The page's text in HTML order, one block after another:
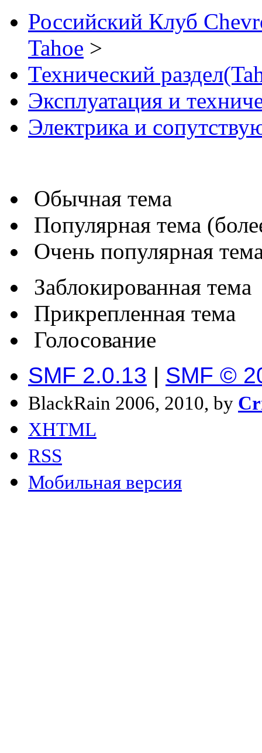
Российский Клуб
Tahoe >
Технический
Эксплуатация и
Электрика и
Обычная тема
Популярная тема
Очень популярная
Заблокированная тема
Прикрепленная тема
Голосование
SMF 2.0.13 | SMF ©
BlackRain 2006, 2010, by
XHTML
RSS
Мобильная версия